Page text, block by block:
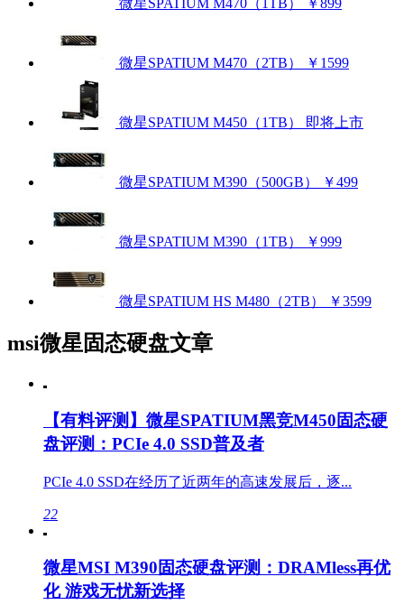
微星SPATIUM M470（2TB） ￥1599
微星SPATIUM M450（1TB） 即将上市
微星SPATIUM M390（500GB） ￥499
微星SPATIUM M390（1TB） ￥999
微星SPATIUM HS M480（2TB） ￥3599
msi微星固态硬盘文章
【有料评测】微星SPATIUM黑竞M450固态硬
盘评测：PCIe 4.0 SSD普及者
PCIe 4.0 SSD在经历了近两年的高速发展后，逐...
22
微星MSI M390固态硬盘评测：DRAMless再优
化 游戏无忧新选择